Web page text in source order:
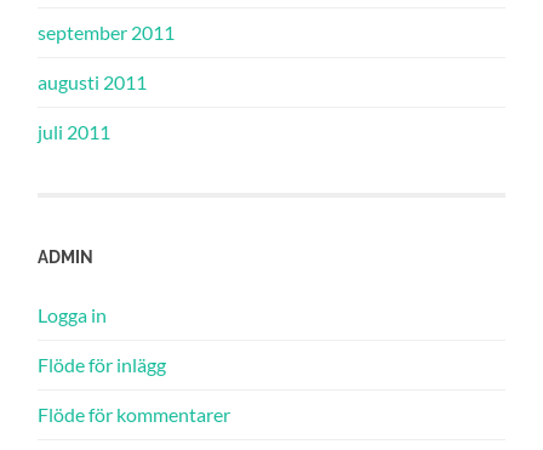
september 2011
augusti 2011
juli 2011
ADMIN
Logga in
Flöde för inlägg
Flöde för kommentarer